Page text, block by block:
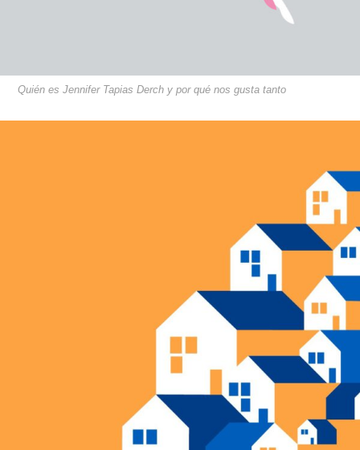
Quién es Jennifer Tapias Derch y por qué nos gusta tanto